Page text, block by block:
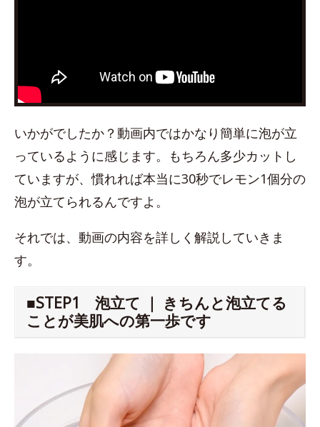
いかがでしたか？動画内ではかなり簡単に泡が立
っているように感じます。もちろん多少カットし
ていますが、慣れれば本当に30秒でレモン1個分の
泡が立てられるんですよ。
それでは、動画の内容を詳しく解説していきま
す。
■STEP1 泡立て ｜ きちんと泡立てる
ことが美肌への第一歩です